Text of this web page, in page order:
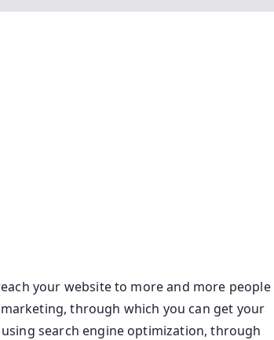
your website to more and more people
through which you can get your
search engine optimization, through